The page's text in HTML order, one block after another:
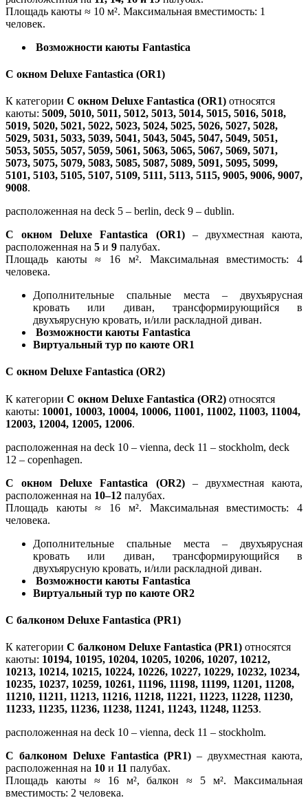
Площадь каюты ≈ 10 м². Максимальная вместимость: 1
человек.
Возможности каюты Fantastica
С окном Deluxe Fantastica (OR1)
К категории С окном Deluxe Fantastica (OR1) относятся
каюты: 5009, 5010, 5011, 5012, 5013, 5014, 5015, 5016, 5018,
5019, 5020, 5021, 5022, 5023, 5024, 5025, 5026, 5027, 5028,
5029, 5031, 5033, 5039, 5041, 5043, 5045, 5047, 5049, 5051,
5053, 5055, 5057, 5059, 5061, 5063, 5065, 5067, 5069, 5071,
5073, 5075, 5079, 5083, 5085, 5087, 5089, 5091, 5095, 5099,
5101, 5103, 5105, 5107, 5109, 5111, 5113, 5115, 9005, 9006, 9007,
9008.
расположенная на deck 5 – berlin, deck 9 – dublin.
С окном Deluxe Fantastica (OR1) – двухместная каюта,
расположенная на 5 и 9 палубах.
Площадь каюты ≈ 16 м². Максимальная вместимость: 4
человека.
Дополнительные спальные места – двухъярусная
кровать или диван, трансформирующийся в
двухъярусную кровать, и/или раскладной диван.
Возможности каюты Fantastica
Виртуальный тур по каюте OR1
С окном Deluxe Fantastica (OR2)
К категории С окном Deluxe Fantastica (OR2) относятся
каюты: 10001, 10003, 10004, 10006, 11001, 11002, 11003, 11004,
12003, 12004, 12005, 12006.
расположенная на deck 10 – vienna, deck 11 – stockholm, deck
12 – copenhagen.
С окном Deluxe Fantastica (OR2) – двухместная каюта,
расположенная на 10–12 палубах.
Площадь каюты ≈ 16 м². Максимальная вместимость: 4
человека.
Дополнительные спальные места – двухъярусная
кровать или диван, трансформирующийся в
двухъярусную кровать, и/или раскладной диван.
Возможности каюты Fantastica
Виртуальный тур по каюте OR2
С балконом Deluxe Fantastica (PR1)
К категории С балконом Deluxe Fantastica (PR1) относятся
каюты: 10194, 10195, 10204, 10205, 10206, 10207, 10212,
10213, 10214, 10215, 10224, 10226, 10227, 10229, 10232, 10234,
10235, 10237, 10259, 10261, 11196, 11198, 11199, 11201, 11208,
11210, 11211, 11213, 11216, 11218, 11221, 11223, 11228, 11230,
11233, 11235, 11236, 11238, 11241, 11243, 11248, 11253.
расположенная на deck 10 – vienna, deck 11 – stockholm.
С балконом Deluxe Fantastica (PR1) – двухместная каюта,
расположенная на 10 и 11 палубах.
Площадь каюты ≈ 16 м², балкон ≈ 5 м². Максимальная
вместимость: 2 человека.